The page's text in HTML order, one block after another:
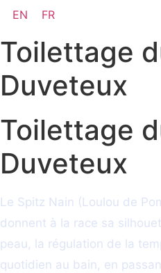
EN
FR
Toilettage
Duveteux
Toilettage
Duveteux
Le Spitz Nain (Loulou de
donnent à la race sa
peau, la régulation de la
quotidien au bain, en